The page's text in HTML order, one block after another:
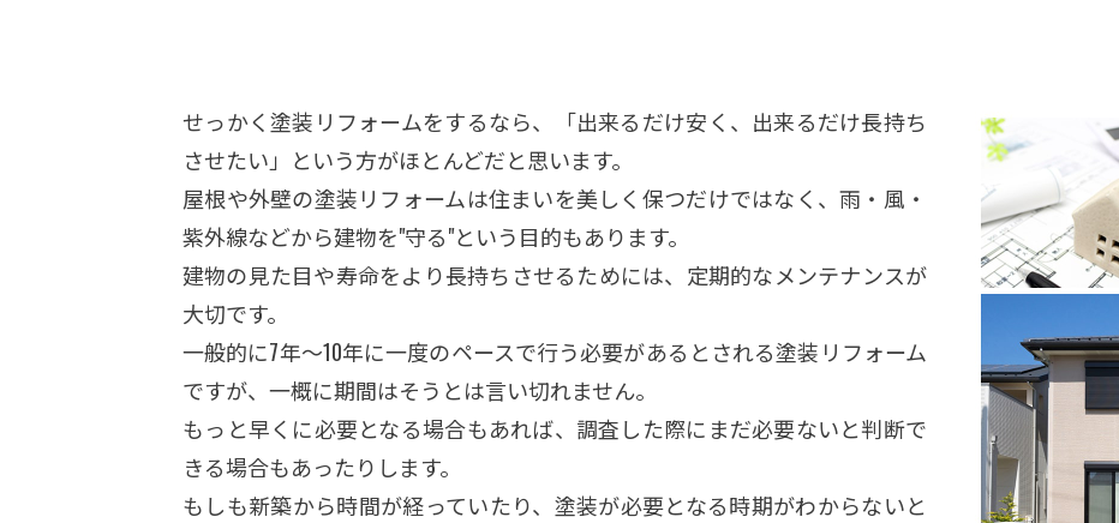
せっかく塗装リフォームをするなら、「出来るだけ安く、出来るだけ長持ち
させたい」という方がほとんどだと思います。
屋根や外壁の塗装リフォームは住まいを美しく保つだけではなく、雨・風・
紫外線などから建物を"守る"という目的もあります。
建物の見た目や寿命をより長持ちさせるためには、定期的なメンテナンスが
大切です。
一般的に7年～10年に一度のペースで行う必要があるとされる塗装リフォーム
ですが、一概に期間はそうとは言い切れません。
もっと早くに必要となる場合もあれば、調査した際にまだ必要ないと判断で
きる場合もあったりします。
もしも新築から時間が経っていたり、塗装が必要となる時期がわからないと